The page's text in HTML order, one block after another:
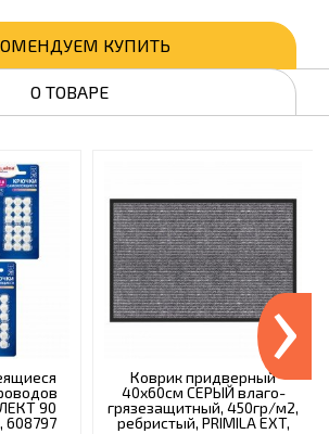
КУПИТЬ
О ТОВАРЕ
90
608797
Коврик придверный
40х60см СЕРЫЙ влаго-
грязезащитный, 450гр/м2,
ребристый, PRIMILA EXT,
›